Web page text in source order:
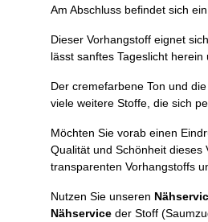
Am Abschluss befindet sich
Dieser Vorhangstoff eignet
lässt sanftes Tageslicht
Der cremefarbene Ton und
viele weitere Stoffe, die sich
Möchten Sie vorab einen
Qualität und Schönheit
transparenten Vorhangstoffs
Nutzen Sie unseren
Nähservice der Stoff